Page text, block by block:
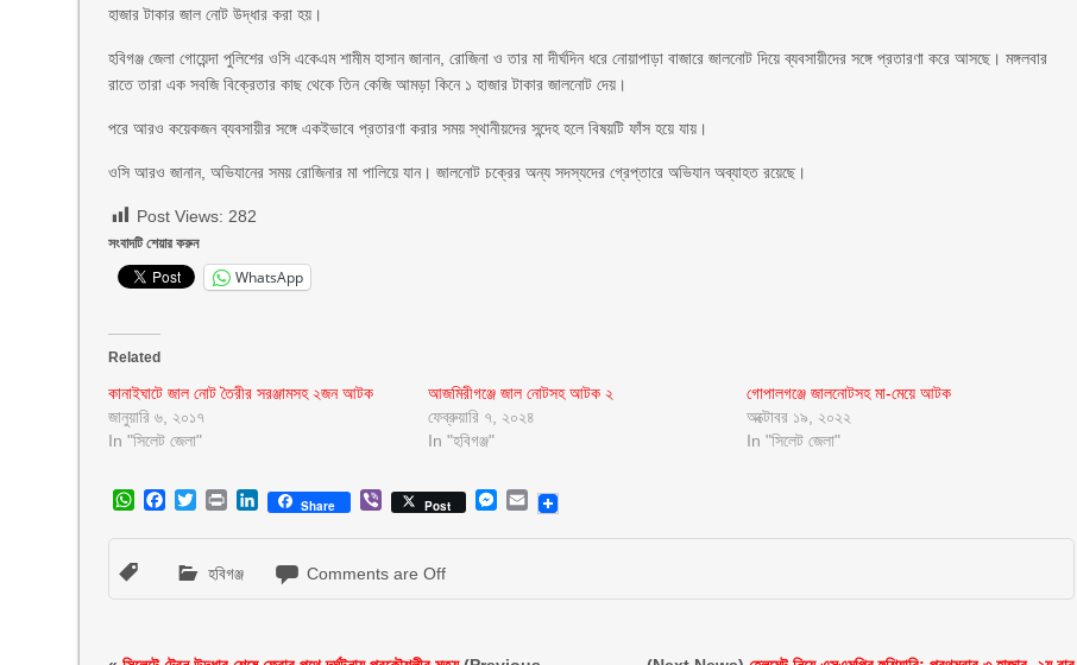
হাজার টাকার জাল নোট উদ্ধার করা হয়।
হবিগঞ্জ জেলা গোয়েন্দা পুলিশের ওসি একেএম শামীম হাসান জানান, রোজিনা ও তার মা দীর্ঘদিন ধরে নোয়াপাড়া বাজারে জালনোট দিয়ে ব্যবসায়ীদের সঙ্গে প্রতারণা করে আসছে। মঙ্গলবার
রাতে তারা এক সবজি বিক্রেতার কাছ থেকে তিন কেজি আমড়া কিনে ১ হাজার টাকার জালনোট দেয়।
পরে আরও কয়েকজন ব্যবসায়ীর সঙ্গে একইভাবে প্রতারণা করার সময় স্থানীয়দের সন্দেহ হলে বিষয়টি ফাঁস হয়ে যায়।
ওসি আরও জানান, অভিযানের সময় রোজিনার মা পালিয়ে যান। জালনোট চক্রের অন্য সদস্যদের গ্রেপ্তারে অভিযান অব্যাহত রয়েছে।
Post Views: 282
সংবাদটি শেয়ার করুন
WhatsApp
Related
কানাইঘাটে জাল নোট তৈরীর সরঞ্জামসহ ২জন আটক
জানুয়ারি ৬, ২০১৭
In "সিলেট জেলা"
আজমিরীগঞ্জে জাল নোটসহ আটক ২
ফেব্রুয়ারি ৭, ২০২৪
In "হবিগঞ্জ"
গোপালগঞ্জে জালনোটসহ মা-মেয়ে আটক
অক্টোবর ১৯, ২০২২
In "সিলেট জেলা"
WhatsApp
Facebook
Twitter
Print LinkedIn
Share ViberPost Messenger
Email
হবিগঞ্জ Comments are Off